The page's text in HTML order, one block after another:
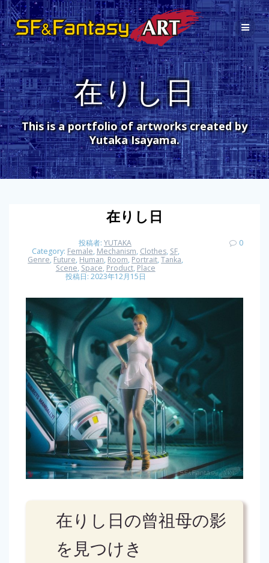
コ
ン
テ
ン
ツ
へ
ス
キ
ッ
プ
在りし日
This is a portfolio of artworks created by
Yutaka Isayama.
在りし日
投稿者: YUTAKA
Category: Female, Mechanism, Clothes, SF,
Genre, Future, Human, Room, Portrait,Tanka,
Scene, Space, Product, Place
投稿日: 2023年12月15日
0
在りし日の曾祖母の影
を見つけき